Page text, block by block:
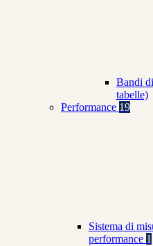
Bandi
tabelle)
Performance 19
Sistema di
performance 1